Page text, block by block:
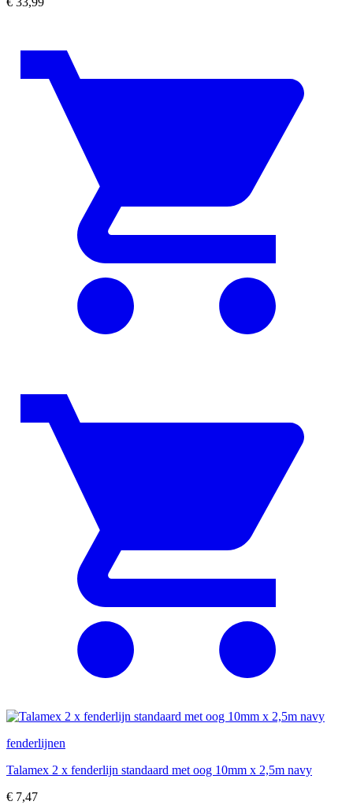
fenderlijnen
Talamex 2 x fenderlijn standaard met oog 10mm x 2,5m navy
€ 7,47